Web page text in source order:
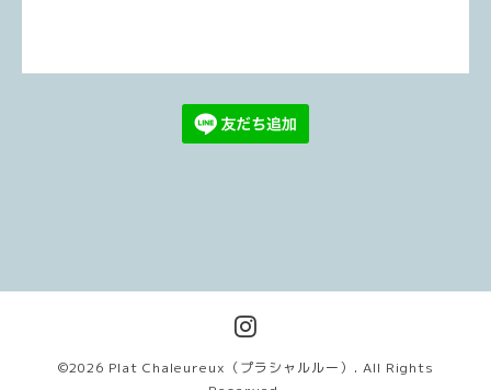
©2026 Plat Chaleureux（プラシャルルー） . All Rights